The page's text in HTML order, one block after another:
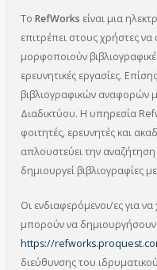
Το RefWorks είναι μια
επιτρέπει στους χρήστες
μορφοποιούν
ερευνητικές εργασίες.
βιβλιογραφικών αναφορών
Διαδικτύου. Η υπηρεσία
φοιτητές, ερευνητές και
απλουστεύει την
δημιουργεί βιβλιογραφίες
Οι ενδιαφερόμενοι/ες για
μπορούν να
https://
διεύθυνσης του